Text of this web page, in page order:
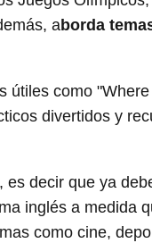
aborda
útiles como
divertidos y
decir que ya
inglés a medida
como cine,